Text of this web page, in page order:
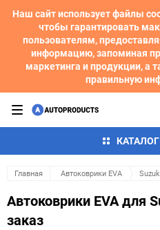
Наш сайт использует файлы
чтобы гарантировать
пользователям,
информацию, запоминая
маркетинга и продукции, а
правильную
Главная Автоковрики EVA
Автоковрики EVA для
заказ